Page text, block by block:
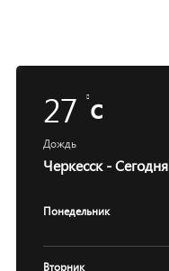
27 c
Дождь
Черкесск - Сегодня
Понедельник
Вторник